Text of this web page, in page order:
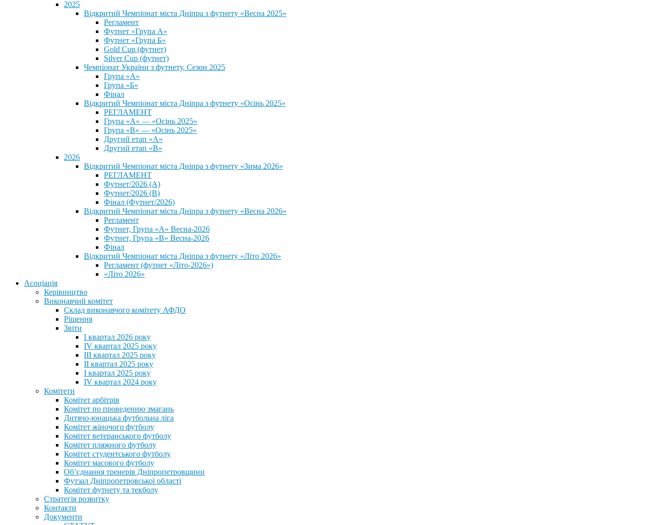
2025
Відкритий Чемпіонат міста Дніпра з футнету «Весна 2025»
Регламент
Футнет «Група А»
Футнет «Група Б»
Gold Cup (футнет)
Silver Cup (футнет)
Чемпіонат України з футнету, Сезон 2025
Група «А»
Група «Б»
Фінал
Відкритий Чемпіонат міста Дніпра з футнету «Осінь 2025»
РЕГЛАМЕНТ
Група «А» — «Осінь 2025»
Група «В» — «Осінь 2025»
Другий етап «А»
Другий етап «В»
2026
Відкритий Чемпіонат міста Дніпра з футнету «Зима 2026»
РЕГЛАМЕНТ
Футнет/2026 (А)
Футнет/2026 (В)
Фінал (Футнет/2026)
Відкритий Чемпіонат міста Дніпра з футнету «Весна 2026»
Регламент
Футнет, Група «А» Весна-2026
Футнет, Група «В» Весна-2026
Фінал
Відкритий Чемпіонат міста Дніпра з футнету «Літо 2026»
Регламент (футнет «Літо-2026»)
«Літо 2026»
Асоціація
Керівництво
Виконавчий комітет
Склад виконавчого комітету АФДО
Рішення
Звіти
I квартал 2026 року
IV квартал 2025 року
III квартал 2025 року
II квартал 2025 року
I квартал 2025 року
IV квартал 2024 року
Комітети
Комітет арбітрів
Комітет по проведенню змагань
Дитячо-юнацька футбольна ліга
Комітет жіночого футболу
Комітет ветеранського футболу
Комітет пляжного футболу
Комітет студентського футболу
Комітет масового футболу
Обʼєднання тренерів Дніпропетровщини
Футзал Дніпропетровської області
Комітет футнету та текболу
Стратегія розвитку
Контакти
Документи